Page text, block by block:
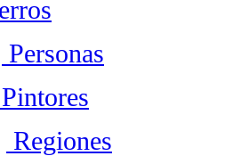
Personas
Pintores
Regiones